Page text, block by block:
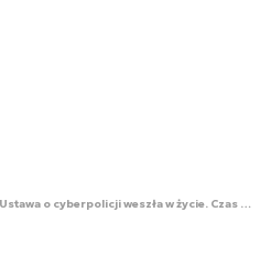
Ustawa o cyberpolicji weszła w życie. Czas na zmiany